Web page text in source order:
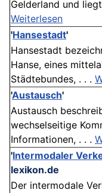
Gelderland und
Weiterlesen
'Hansestadt'
Hansestadt
Hanse, eines
Städtebundes, . . .
'Austausch'
Austausch
wechselseitige
Informationen, . . .
'Intermodaler
lexikon.de
Der intermodale